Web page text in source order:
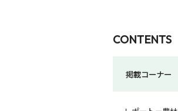
CONTENTS
掲載コーナー